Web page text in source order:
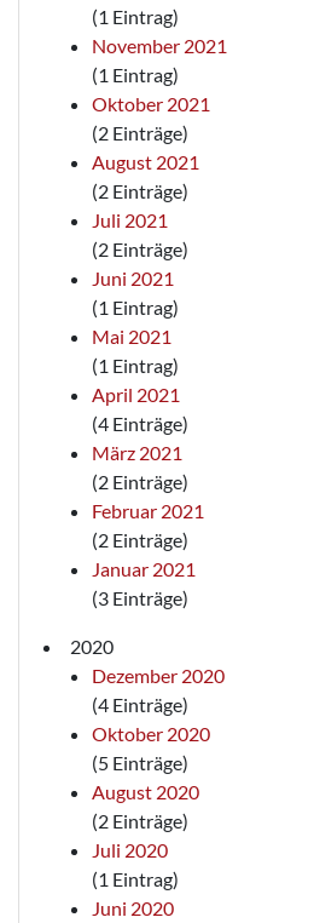
(1 Eintrag)
November 2021
(1 Eintrag)
Oktober 2021
(2 Einträge)
August 2021
(2 Einträge)
Juli 2021
(2 Einträge)
Juni 2021
(1 Eintrag)
Mai 2021
(1 Eintrag)
April 2021
(4 Einträge)
März 2021
(2 Einträge)
Februar 2021
(2 Einträge)
Januar 2021
(3 Einträge)
2020
Dezember 2020
(4 Einträge)
Oktober 2020
(5 Einträge)
August 2020
(2 Einträge)
Juli 2020
(1 Eintrag)
Juni 2020